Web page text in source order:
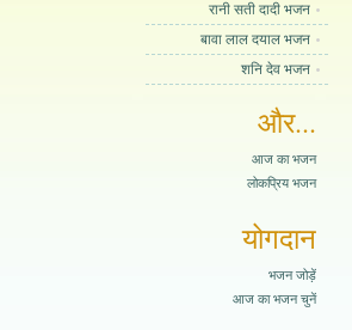
रानी सती दादी भजन
बावा लाल दयाल भजन
शनि देव भजन
और...
आज का भजन
लोकप्रिय भजन
योगदान
भजन जोड़ें
आज का भजन चुनें